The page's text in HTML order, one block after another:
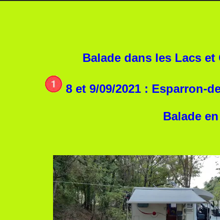
Balade dans les Lacs et
8 et 9/09/2021 : Esparron-
Balade